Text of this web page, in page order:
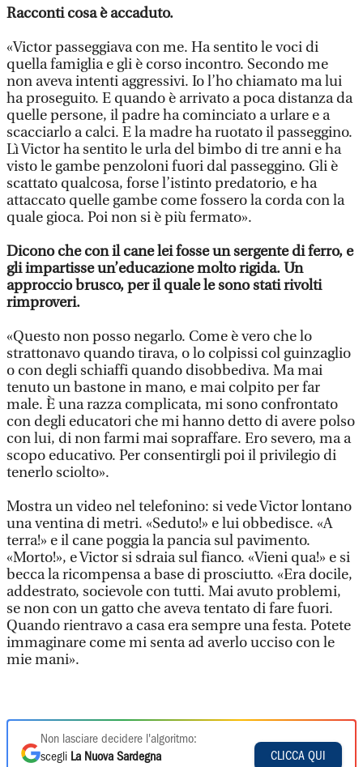
Racconti cosa è accaduto.
«Victor passeggiava con me. Ha sentito le voci di
quella famiglia e gli è corso incontro. Secondo me
non aveva intenti aggressivi. Io l’ho chiamato ma lui
ha proseguito. E quando è arrivato a poca distanza da
quelle persone, il padre ha cominciato a urlare e a
scacciarlo a calci. E la madre ha ruotato il passeggino.
Lì Victor ha sentito le urla del bimbo di tre anni e ha
visto le gambe penzoloni fuori dal passeggino. Gli è
scattato qualcosa, forse l’istinto predatorio, e ha
attaccato quelle gambe come fossero la corda con la
quale gioca. Poi non si è più fermato».
Dicono che con il cane lei fosse un sergente di ferro, e
gli impartisse un’educazione molto rigida. Un
approccio brusco, per il quale le sono stati rivolti
rimproveri.
«Questo non posso negarlo. Come è vero che lo
strattonavo quando tirava, o lo colpissi col guinzaglio
o con degli schiaffi quando disobbediva. Ma mai
tenuto un bastone in mano, e mai colpito per far
male. È una razza complicata, mi sono confrontato
con degli educatori che mi hanno detto di avere polso
con lui, di non farmi mai sopraffare. Ero severo, ma a
scopo educativo. Per consentirgli poi il privilegio di
tenerlo sciolto».
Mostra un video nel telefonino: si vede Victor lontano
una ventina di metri. «Seduto!» e lui obbedisce. «A
terra!» e il cane poggia la pancia sul pavimento.
«Morto!», e Victor si sdraia sul fianco. «Vieni qua!» e si
becca la ricompensa a base di prosciutto. «Era docile,
addestrato, socievole con tutti. Mai avuto problemi,
se non con un gatto che aveva tentato di fare fuori.
Quando rientravo a casa era sempre una festa. Potete
immaginare come mi senta ad averlo ucciso con le
mie mani».
Non lasciare decidere l'algoritmo:
scegli La Nuova Sardegna
CLICCA QUI